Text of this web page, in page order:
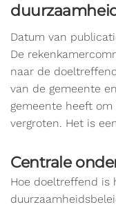
Datum van
De
naar de
van de gemeente
gemeente heeft
vergroten. Het is
Centrale
Hoe doeltreffend is